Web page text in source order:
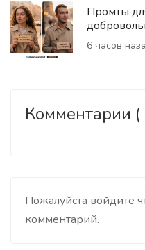
Промты
6 часов
Комментарии (
Пожалуйста войдите
комментарий.